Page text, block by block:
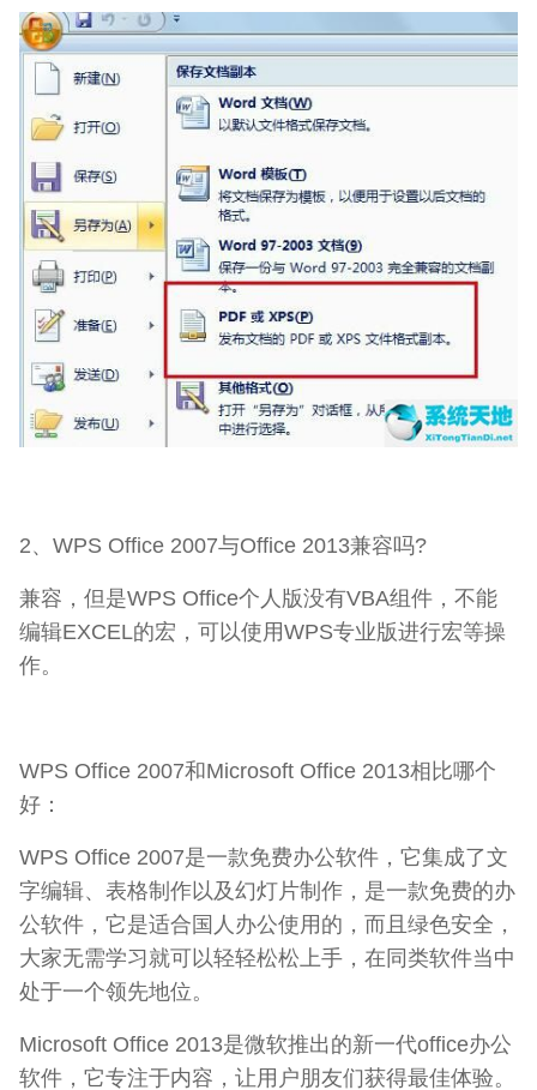
2、WPS Office 2007与Office 2013兼容吗?
兼容，但是WPS Office个人版没有VBA组件，不能
编辑EXCEL的宏，可以使用WPS专业版进行宏等操
作。
WPS Office 2007和Microsoft Office 2013相比哪个
好：
WPS Office 2007是一款免费办公软件，它集成了文
字编辑、表格制作以及幻灯片制作，是一款免费的办
公软件，它是适合国人办公使用的，而且绿色安全，
大家无需学习就可以轻轻松松上手，在同类软件当中
处于一个领先地位。
Microsoft Office 2013是微软推出的新一代office办公
软件，它专注于内容，让用户朋友们获得最佳体验。